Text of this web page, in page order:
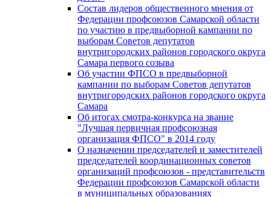
Состав лидеров общественного мнения от
Федерации профсоюзов Самарской области
по участию в предвыборной кампании по
выборам Советов депутатов
внутригородских районов городского округа
Самара первого созыва
Об участии ФПСО в предвыборной
кампании по выборам Советов депутатов
внутригородских районов городского округа
Самара
Об итогах смотра-конкурса на звание
"Лучшая первичная профсоюзная
организация ФПСО" в 2014 году
О назначении председателей и заместителей
председателей координационных советов
организаций профсоюзов - представительств
Федерации профсоюзов Самарской области
в муниципальных образованиях